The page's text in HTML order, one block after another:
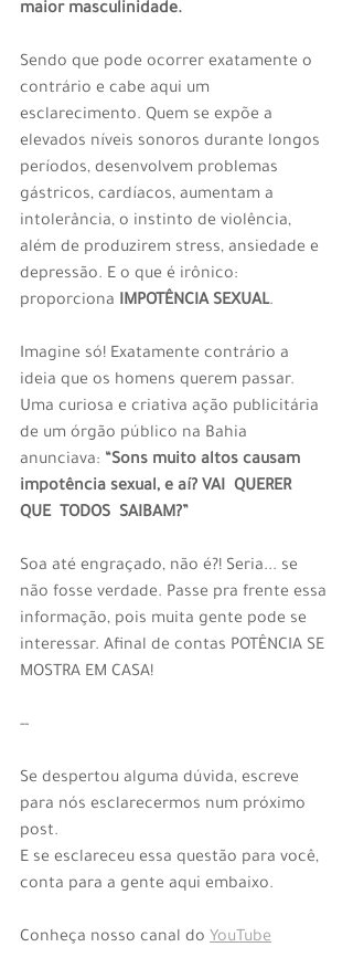
maior masculinidade.
Sendo que pode ocorrer exatamente o
contrário e cabe aqui um
esclarecimento. Quem se expõe a
elevados níveis sonoros durante longos
períodos, desenvolvem problemas
gástricos, cardíacos, aumentam a
intolerância, o instinto de violência,
além de produzirem stress, ansiedade e
depressão. E o que é irônico:
proporciona IMPOTÊNCIA SEXUAL.
Imagine só! Exatamente contrário a
ideia que os homens querem passar.
Uma curiosa e criativa ação publicitária
de um órgão público na Bahia
anunciava: “Sons muito altos causam
impotência sexual, e aí? VAI  QUERER
QUE  TODOS  SAIBAM?”
Soa até engraçado, não é?! Seria... se
não fosse verdade. Passe pra frente essa
informação, pois muita gente pode se
interessar. Afinal de contas POTÊNCIA SE
MOSTRA EM CASA!
--
Se despertou alguma dúvida, escreve
para nós esclarecermos num próximo
post.
E se esclareceu essa questão para você,
conta para a gente aqui embaixo.
Conheça nosso canal do YouTube